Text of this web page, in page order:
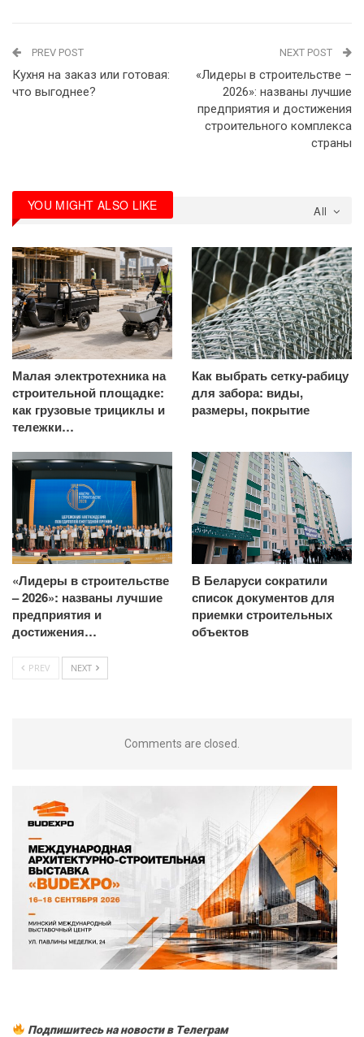
PREV POST
Кухня на заказ или готовая:
что выгоднее?
NEXT POST
«Лидеры в строительстве –
2026»: названы лучшие
предприятия и достижения
строительного комплекса
страны
All
YOU MIGHT ALSO LIKE
Малая электротехника на
строительной площадке:
как грузовые трициклы и
тележки…
Как выбрать сетку-рабицу
для забора: виды,
размеры, покрытие
«Лидеры в строительстве
– 2026»: названы лучшие
предприятия и
достижения…
В Беларуси сократили
список документов для
приемки строительных
объектов
PREV NEXT
Comments are closed.
Подпишитесь на новости в Tелеграм